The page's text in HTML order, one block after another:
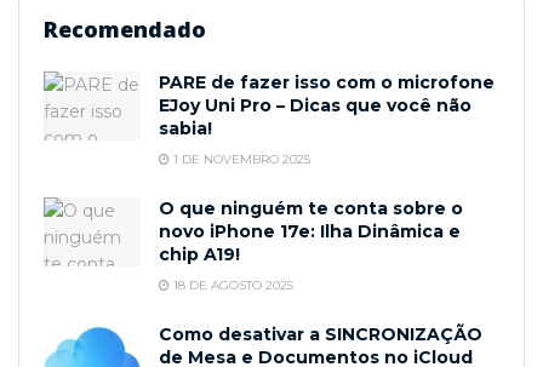
Recomendado
PARE de fazer isso com o microfone
EJoy Uni Pro – Dicas que você não
sabia!
1 DE NOVEMBRO 2025
O que ninguém te conta sobre o
novo iPhone 17e: Ilha Dinâmica e
chip A19!
18 DE AGOSTO 2025
Como desativar a SINCRONIZAÇÃO
de Mesa e Documentos no iCloud